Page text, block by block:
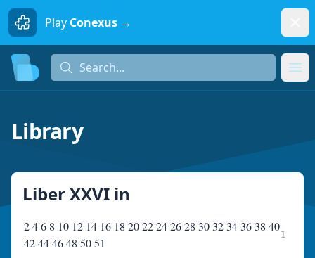
Play Conexus →
Search...
Library
Liber XXVI in
2 4 6 8 10 12 14 16 18 20 22 24 26 28 30 32 34 36 38 40
42 44 46 48 50 51
1